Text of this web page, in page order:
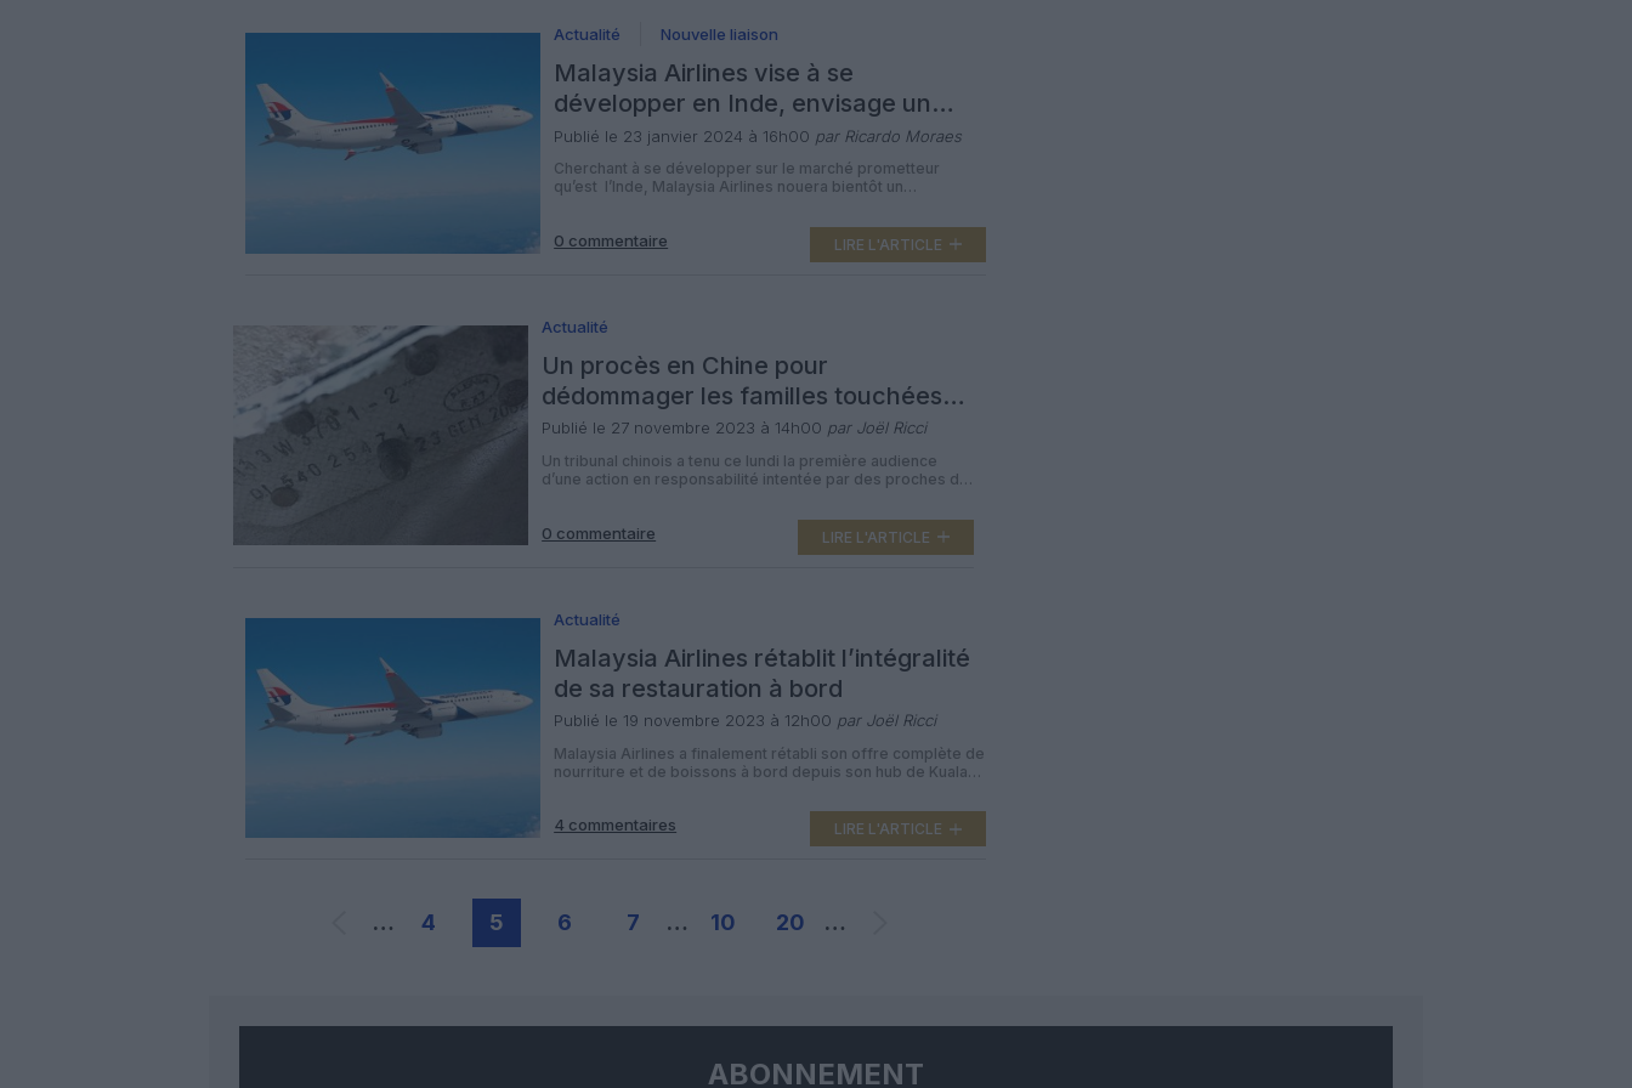
Actualité Nouvelle liaison
Malaysia Airlines vise à se
développer en Inde, envisage un
accord de partage de code avec un
transporteur
Publié le 23 janvier 2024 à 16h00 par Ricardo Moraes
Cherchant à se développer sur le marché prometteur
qu’est l’Inde, Malaysia Airlines nouera bientôt un
transporteur indien et étendra davantage ses opérations
vers les destinations du nord-est et du sud du pays, selon
un haut responsable. Malaysia Airlines, la compagnie
0 commentaire LIRE L'ARTICLE
Actualité
Un procès en Chine pour
dédommager les familles touchées
par la disparition du vol MH370 de
Malaysia Airlines
Publié le 27 novembre 2023 à 14h00 par Joël Ricci
Un tribunal chinois a tenu ce lundi la première audience
d’une action en responsabilité intentée par des proches de
ans après la disparition de l’avion dans l’un des mystères
aéronautiques les plus déroutants au monde. La compagnie
nationale malaisienne se défend aux côtés du constructeur
0 commentaire LIRE L'ARTICLE
Actualité
Malaysia Airlines rétablit l’intégralité
de sa restauration à bord
Publié le 19 novembre 2023 à 12h00 par Joël Ricci
Malaysia Airlines a finalement rétabli son offre complète de
nourriture et de boissons à bord depuis son hub de Kuala
fournisseur de restauration depuis 26 ans, le 1er
septembre dernier. Depuis deux mois et demi, la
compagnie nationale malaisienne propose une proposition
4 commentaires LIRE L'ARTICLE
… 4 5 6 7 … 10 20 …
ABONNEMENT